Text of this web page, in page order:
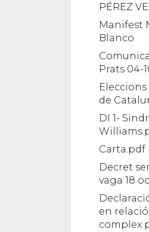
PÉREZ
Manifest
Blanco
Prats 04-
de
DI 1-
Carta.pdf
Decret
vaga 18
en relació
complex